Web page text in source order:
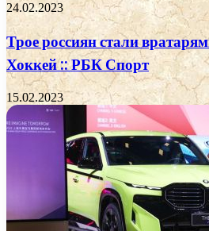
24.02.2023
Трое россиян стали
Хоккей :: РБК Спорт
15.02.2023